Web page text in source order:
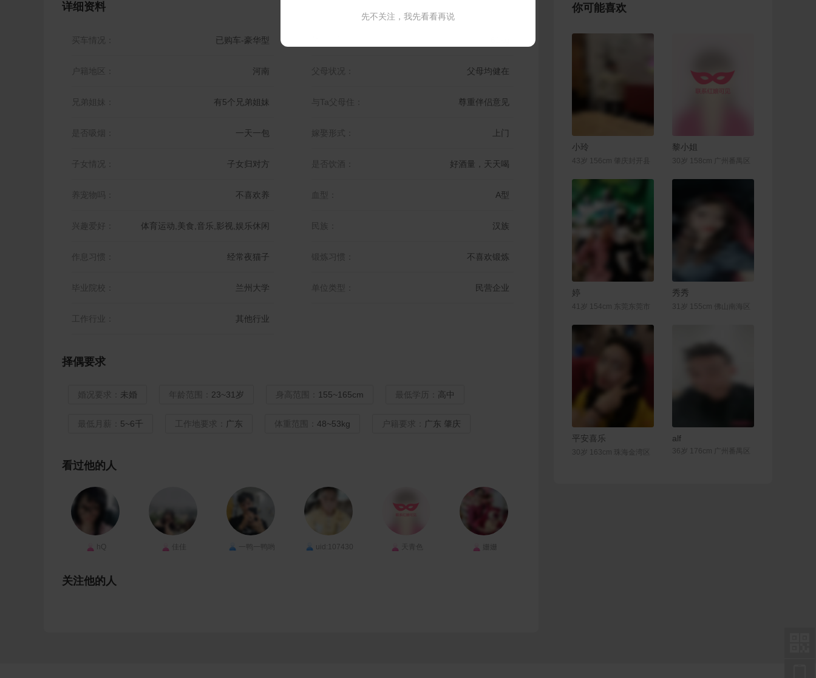
详细资料
买车情况： 已购车-豪华型
户籍地区： 河南 父母状况： 父母均健在
兄弟姐妹： 有5个兄弟姐妹 与Ta父母住： 尊重伴侣意见
是否吸烟： 一天一包 嫁娶形式： 上门
子女情况： 子女归对方 是否饮酒： 好酒量，天天喝
养宠物吗： 不喜欢养 血型： A型
兴趣爱好： 体育运动,美食,音乐,影视,娱乐休闲 民族： 汉族
作息习惯： 经常夜猫子 锻炼习惯： 不喜欢锻炼
毕业院校： 兰州大学 单位类型： 民营企业
工作行业： 其他行业
择偶要求
婚况要求： 未婚 年龄范围： 23~31岁 身高范围： 155~165cm 最低学历： 高中
最低月薪： 5~6千 工作地要求： 广东 体重范围： 48~53kg 户籍要求： 广东 肇庆
看过他的人
hQ uid:107430 天青色
关注他的人
你可能喜欢
小玲
43岁 156cm 肇庆封开县
黎小姐
30岁 158cm 广州番禺区
婷
41岁 154cm 东莞东莞市
秀秀
31岁 155cm 佛山南海区
联系Ta
平安喜乐
30岁 163cm 珠海金湾区
alf
36岁 176cm 广州番禺区
先不关注，我先看看再说